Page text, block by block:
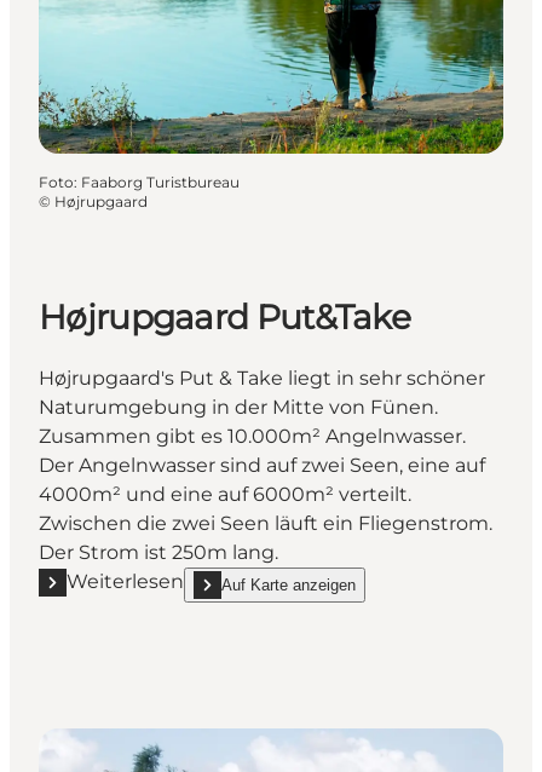
Foto: Faaborg Turistbureau
© Højrupgaard
Højrupgaard Put&Take
Højrupgaard's Put & Take liegt in sehr schöner
Naturumgebung in der Mitte von Fünen.
Zusammen gibt es 10.000m² Angelnwasser.
Der Angelnwasser sind auf zwei Seen, eine auf
4000m² und eine auf 6000m² verteilt.
Zwischen die zwei Seen läuft ein Fliegenstrom.
Der Strom ist 250m lang.
Weiterlesen
Mehr erfahren "Højrupgaard Put&Take"
Auf Karte anzeigen
show Højrupgaard Put&Take on_map